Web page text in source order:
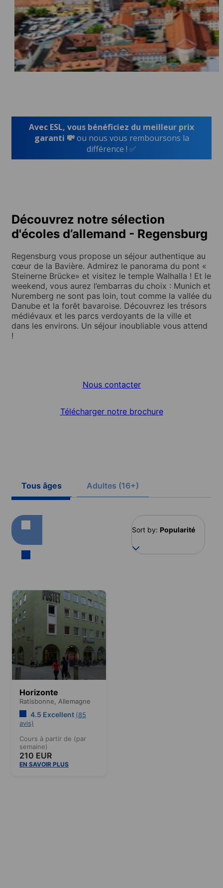
Avec ESL, vous bénéficiez du meilleur prix
garanti 💸ou nous vous remboursons la
différence ! ✅
Découvrez notre sélection
d'écoles d’allemand - Regensburg
Regensburg vous propose un séjour authentique au
cœur de la Bavière. Admirez le panorama du pont «
Steinerne Brücke» et visitez le temple Walhalla ! Et le
weekend, vous aurez l’embarras du choix : Munich et
Nuremberg ne sont pas loin, tout comme la vallée du
Danube et la forêt bavaroise. Découvrez les trésors
médiévaux et les parcs verdoyants de la ville et
dans les environs. Un séjour inoubliable vous attend
!
Nous contacter
Télécharger notre brochure
Tous âges Adultes (16+)
Sort by: Popularité
Horizonte
Ratisbonne, Allemagne
4.5 Excellent (85
avis)
Cours à partir de (par
semaine)
210 EUR
EN SAVOIR PLUS